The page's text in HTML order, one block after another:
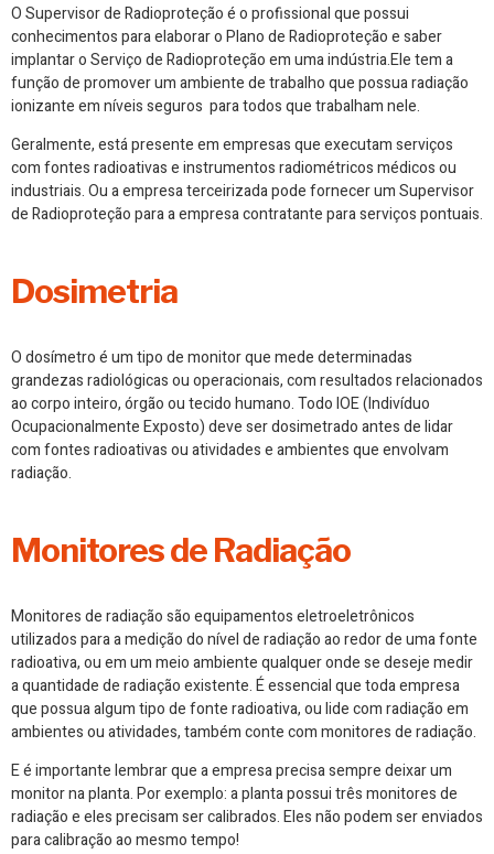
O Supervisor de Radioproteção é o profissional que possui
conhecimentos para elaborar o Plano de Radioproteção e saber
implantar o Serviço de Radioproteção em uma indústria.Ele tem a
função de promover um ambiente de trabalho que possua radiação
ionizante em níveis seguros para todos que trabalham nele.
Geralmente, está presente em empresas que executam serviços
com fontes radioativas e instrumentos radiométricos médicos ou
industriais. Ou a empresa terceirizada pode fornecer um Supervisor
de Radioproteção para a empresa contratante para serviços pontuais.
Dosimetria
O dosímetro é um tipo de monitor que mede determinadas
grandezas radiológicas ou operacionais, com resultados relacionados
ao corpo inteiro, órgão ou tecido humano. Todo IOE (Indivíduo
Ocupacionalmente Exposto) deve ser dosimetrado antes de lidar
com fontes radioativas ou atividades e ambientes que envolvam
radiação.
Monitores de Radiação
Monitores de radiação são equipamentos eletroeletrônicos
utilizados para a medição do nível de radiação ao redor de uma fonte
radioativa, ou em um meio ambiente qualquer onde se deseje medir
a quantidade de radiação existente. É essencial que toda empresa
que possua algum tipo de fonte radioativa, ou lide com radiação em
ambientes ou atividades, também conte com monitores de radiação.
E é importante lembrar que a empresa precisa sempre deixar um
monitor na planta. Por exemplo: a planta possui três monitores de
radiação e eles precisam ser calibrados. Eles não podem ser enviados
para calibração ao mesmo tempo!